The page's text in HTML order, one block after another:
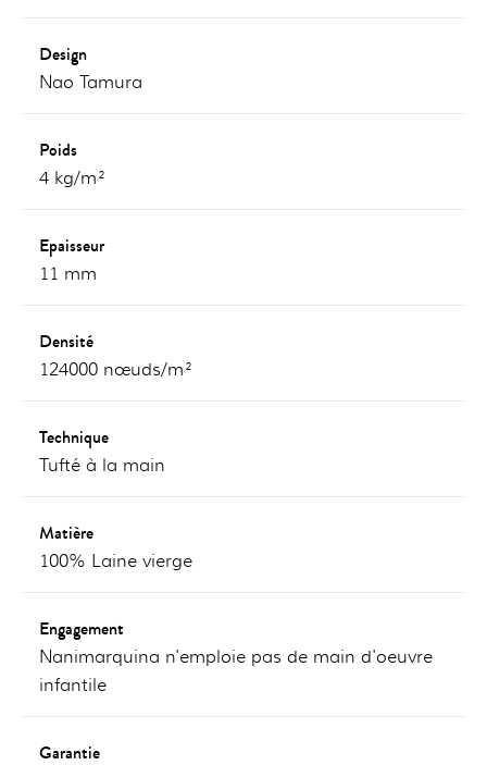
Design
Nao Tamura
Poids
4 kg/m²
Epaisseur
11 mm
Densité
124000 nœuds/m²
Technique
Tufté à la main
Matière
100% Laine vierge
Engagement
Nanimarquina n'emploie pas de main d'oeuvre
infantile
Garantie